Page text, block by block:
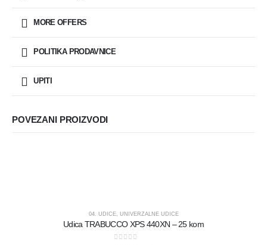
MORE OFFERS
POLITIKA PRODAVNICE
UPITI
POVEZANI PROIZVODI
04. UDICE, UNIVERZALNE UDICE
Udica TRABUCCO XPS 440XN – 25 kom